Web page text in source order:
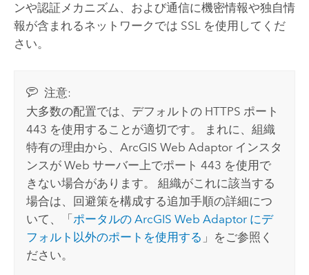
ンや認証メカニズム、および通信に機密情報や独自情
報が含まれるネットワークでは SSL を使用してくだ
さい。
注意:
大多数の配置では、デフォルトの HTTPS ポート
443 を使用することが適切です。 まれに、組織
特有の理由から、ArcGIS Web Adaptor インスタ
ンスが Web サーバー上でポート 443 を使用で
きない場合があります。 組織がこれに該当する
場合は、回避策を構成する追加手順の詳細につ
いて、「ポータルのArcGIS Web Adaptor にデ
フォルト以外のポートを使用する 」をご参照く
ださい。